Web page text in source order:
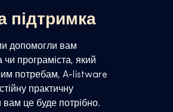
підтримка
допомогли вам
чи програміста, який
потребам, A-listware
практичну
вам це буде потрібно.